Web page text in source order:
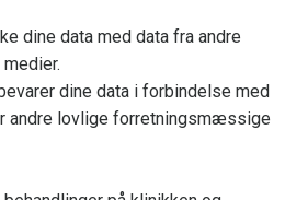
dine data med data fra andre
dine data i forbindelse med
andre lovlige forretningsmæssige